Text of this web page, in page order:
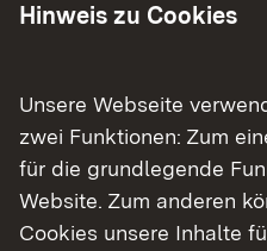
Mehr
Strahlenschutz an
Mehr
Hinweis zu Cookies
Unsere Webseite
zwei Funktionen: Zum
für die grundlegende
Website. Zum anderen
Cookies unsere Inhalte